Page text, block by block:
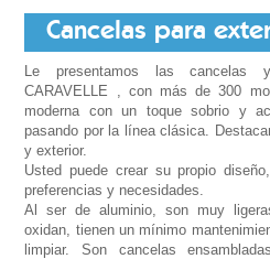
Cancelas para
Le presentamos las cancelas
CARAVELLE , con más de 300
moderna con un toque sobrio y
pasando por la línea clásica.
y exterior.
Usted puede crear su propio
preferencias y necesidades.
Al ser de aluminio, son muy
oxidan, tienen un mínimo
limpiar. Son cancelas